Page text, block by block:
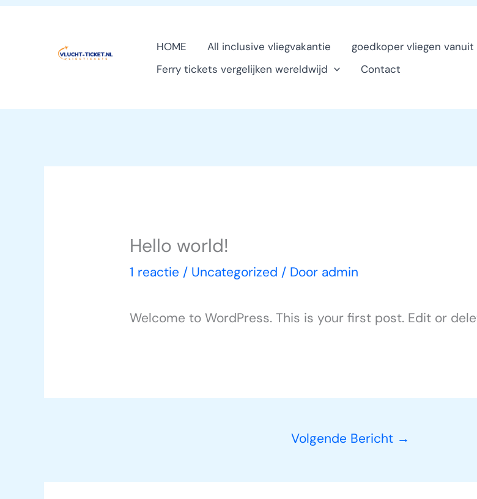
HOME All inclusive vliegvakantie goedkoper vliegen
Ferry tickets vergelijken wereldwijd
Contact
Hello world!
1 reactie / Uncategorized / Door admin
Welcome to WordPress. This is your first post. Edit or
Volgende Bericht →